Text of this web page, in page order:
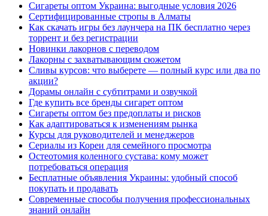
Сигареты оптом Украина: выгодные условия 2026
Сертифицированные стропы в Алматы
Как скачать игры без лаунчера на ПК бесплатно через
торрент и без регистрации
Новинки лакорнов с переводом
Лакорны с захватывающим сюжетом
Сливы курсов: что выберете — полный курс или два по
акции?
Дорамы онлайн с субтитрами и озвучкой
Где купить все бренды сигарет оптом
Сигареты оптом без предоплаты и рисков
Как адаптироваться к изменениям рынка
Курсы для руководителей и менеджеров
Сериалы из Кореи для семейного просмотра
Остеотомия коленного сустава: кому может
потребоваться операция
Бесплатные объявления Украины: удобный способ
покупать и продавать
Современные способы получения профессиональных
знаний онлайн